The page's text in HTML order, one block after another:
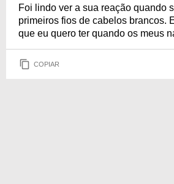
Foi lindo ver a sua reação quando
primeiros fios de cabelos brancos.
que eu quero ter quando os meus
COPIAR